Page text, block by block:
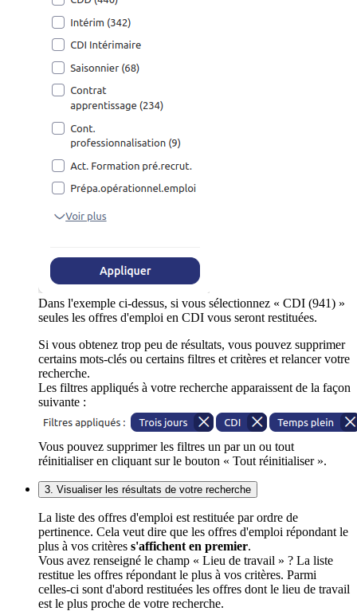
Dans l'exemple ci-dessus, si vous sélectionnez « CDI (941) »
seules les offres d'emploi en CDI vous seront restituées.
Si vous obtenez trop peu de résultats, vous pouvez supprimer
certains mots-clés ou certains filtres et critères et relancer votre
recherche.
Les filtres appliqués à votre recherche apparaissent de la façon
suivante :
Vous pouvez supprimer les filtres un par un ou tout
réinitialiser en cliquant sur le bouton « Tout réinitialiser ».
3. Visualiser les résultats de votre recherche
La liste des offres d'emploi est restituée par ordre de
pertinence. Cela veut dire que les offres d'emploi répondant le
plus à vos critères s'affichent en premier.
Vous avez renseigné le champ « Lieu de travail » ? La liste
restitue les offres répondant le plus à vos critères. Parmi
celles-ci sont d'abord restituées les offres dont le lieu de travail
est le plus proche de votre recherche.